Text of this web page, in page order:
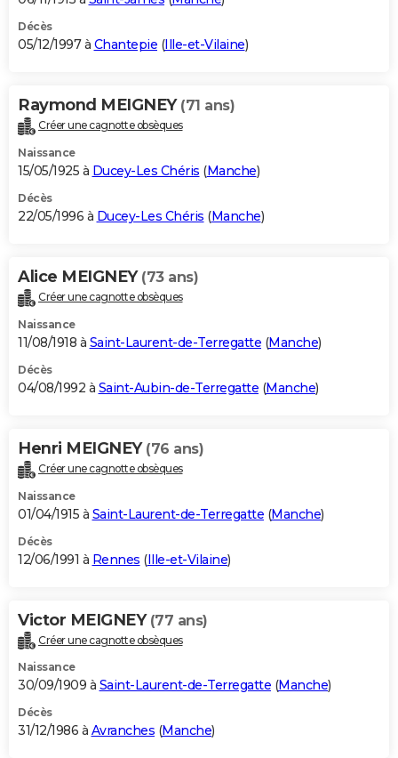
Décès
05/12/1997 à Chantepie (Ille-et-Vilaine)
Raymond MEIGNEY (71 ans)
Créer une cagnotte obsèques
Naissance
15/05/1925 à Ducey-Les Chéris (Manche)
Décès
22/05/1996 à Ducey-Les Chéris (Manche)
Alice MEIGNEY (73 ans)
Créer une cagnotte obsèques
Naissance
11/08/1918 à Saint-Laurent-de-Terregatte (Manche)
Décès
04/08/1992 à Saint-Aubin-de-Terregatte (Manche)
Henri MEIGNEY (76 ans)
Créer une cagnotte obsèques
Naissance
01/04/1915 à Saint-Laurent-de-Terregatte (Manche)
Décès
12/06/1991 à Rennes (Ille-et-Vilaine)
Victor MEIGNEY (77 ans)
Créer une cagnotte obsèques
Naissance
30/09/1909 à Saint-Laurent-de-Terregatte (Manche)
Décès
31/12/1986 à Avranches (Manche)